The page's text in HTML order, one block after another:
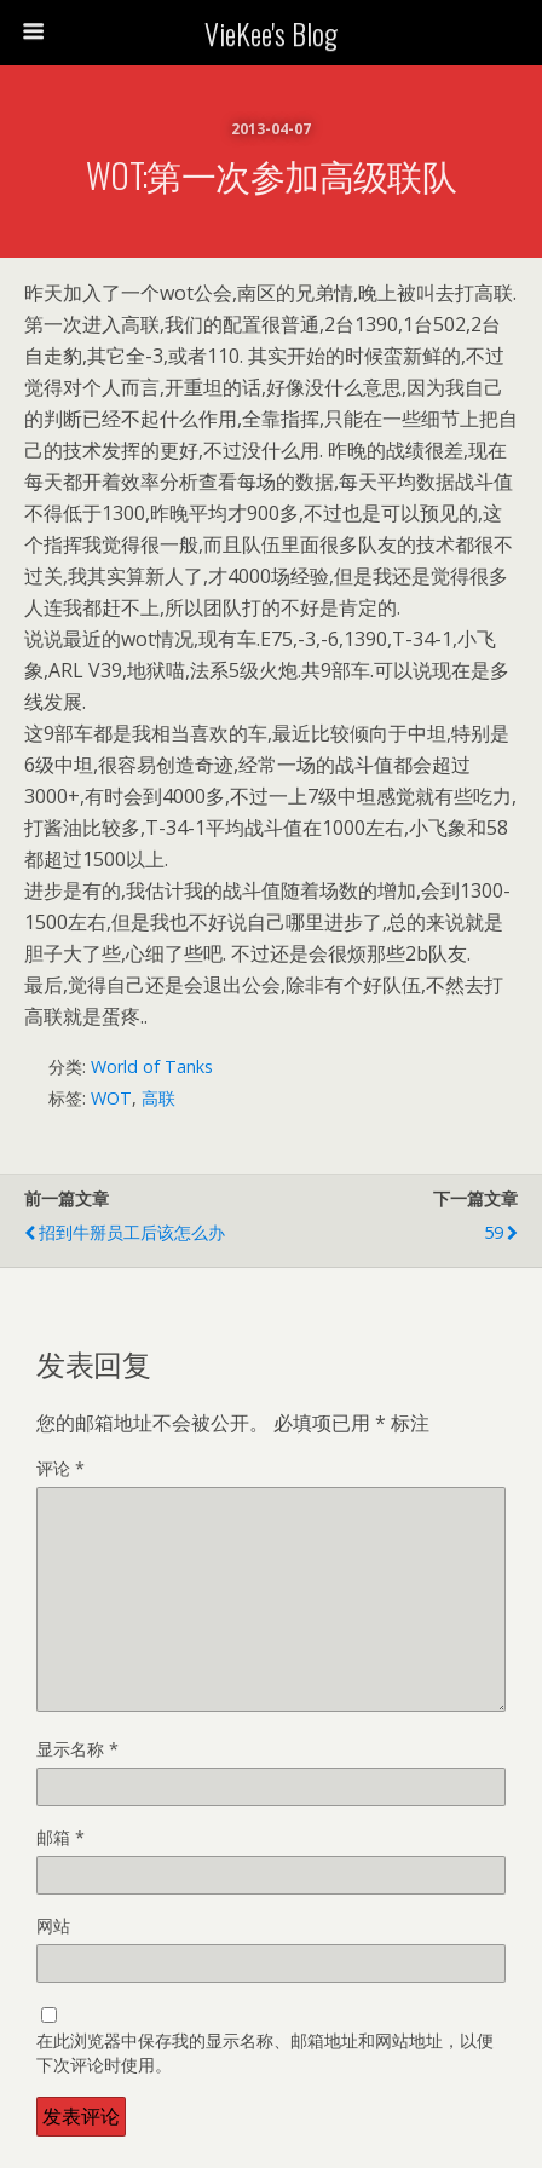
VieKee's Blog
2013-04-07
WOT:第一次参加高级联队
昨天加入了一个wot公会,南区的兄弟情,晚上被叫去打高联.
第一次进入高联,我们的配置很普通,2台1390,1台502,2台
自走豹,其它全-3,或者110. 其实开始的时候蛮新鲜的,不过
觉得对个人而言,开重坦的话,好像没什么意思,因为我自己
的判断已经不起什么作用,全靠指挥,只能在一些细节上把自
己的技术发挥的更好,不过没什么用. 昨晚的战绩很差,现在
每天都开着效率分析查看每场的数据,每天平均数据战斗值
不得低于1300,昨晚平均才900多,不过也是可以预见的,这
个指挥我觉得很一般,而且队伍里面很多队友的技术都很不
过关,我其实算新人了,才4000场经验,但是我还是觉得很多
人连我都赶不上,所以团队打的不好是肯定的.
说说最近的wot情况,现有车.E75,-3,-6,1390,T-34-1,小飞
象,ARL V39,地狱喵,法系5级火炮.共9部车.可以说现在是多
线发展.
这9部车都是我相当喜欢的车,最近比较倾向于中坦,特别是
6级中坦,很容易创造奇迹,经常一场的战斗值都会超过
3000+,有时会到4000多,不过一上7级中坦感觉就有些吃力,
打酱油比较多,T-34-1平均战斗值在1000左右,小飞象和58
都超过1500以上.
进步是有的,我估计我的战斗值随着场数的增加,会到1300-
1500左右,但是我也不好说自己哪里进步了,总的来说就是
胆子大了些,心细了些吧. 不过还是会很烦那些2b队友.
最后,觉得自己还是会退出公会,除非有个好队伍,不然去打
高联就是蛋疼..
分类: World of Tanks
标签: WOT, 高联
前一篇文章
招到牛掰员工后该怎么办
下一篇文章
59
发表回复
您的邮箱地址不会被公开。 必填项已用 * 标注
评论 *
显示名称 *
邮箱 *
网站
在此浏览器中保存我的显示名称、邮箱地址和网站地址，以便
下次评论时使用。